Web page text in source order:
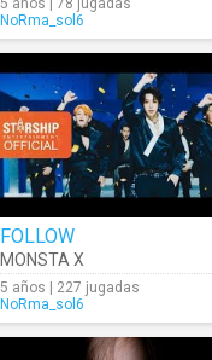
5 años | 78 jugadas
NoRma_sol6
FOLLOW
MONSTA X
5 años | 227 jugadas
NoRma_sol6